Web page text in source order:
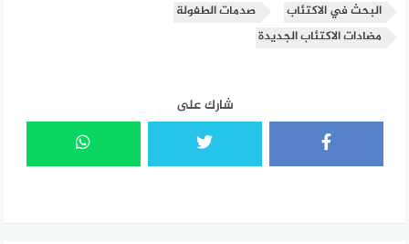
البحث في الاكتئاب
صدمات الطفولة
مضادات الاكتئاب الجديدة
شارك على